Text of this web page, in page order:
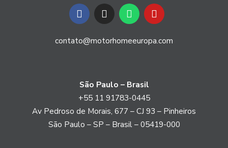
F
a
c
e
b
k
I
n
s
t
m
W
h
a
t
p
Y
o
u
t
contato@motorhomeeuropa.com
São Paulo – Brasil
+55 11 91783-0445
Av Pedroso de Morais, 677 – CJ 93 – Pinheiros
São Paulo – SP – Brasil – 05419-000